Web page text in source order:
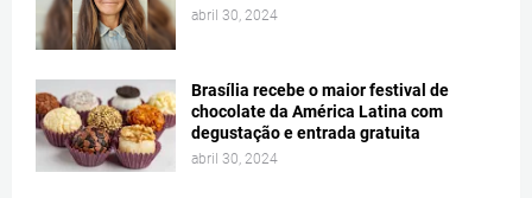
abril 30, 2024
Brasília recebe o maior festival de
chocolate da América Latina com
degustação e entrada gratuita
abril 30, 2024